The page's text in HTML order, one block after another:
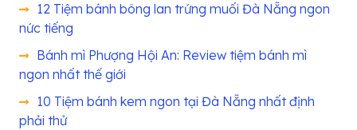
12 Tiệm bánh bông lan trứng muối Đà Nẵng ngon
nức tiếng
Bánh mì Phượng Hội An: Review tiệm bánh mì
ngon nhất thế giới
10 Tiệm bánh kem ngon tại Đà Nẵng nhất định
phải thử